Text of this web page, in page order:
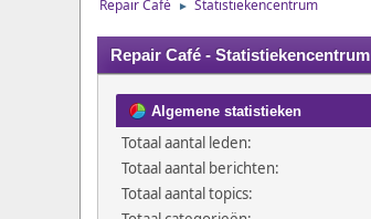
Repair Café ► Statistiekencentrum
Repair Café - Statistiekencentrum
Algemene statistieken
Totaal aantal leden:
Totaal aantal berichten:
Totaal aantal topics: